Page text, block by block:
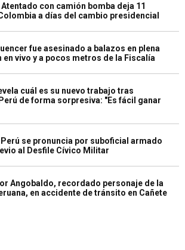
Atentado con camión bomba deja 11
a días del cambio presidencial
fue asesinado a balazos en plena
vivo y a pocos metros de la Fiscalía
cuál es su nuevo trabajo tras
de forma sorpresiva: "Es fácil ganar
se pronuncia por suboficial armado
al Desfile Cívico Militar
Angobaldo, recordado personaje de la
en accidente de tránsito en Cañete